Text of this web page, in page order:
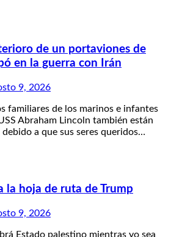
de un portaviones de
en la guerra con Irán
9, 2026
familiares de los marinos e infantes
Abraham Lincoln también están
a que sus seres queridos…
la hoja de ruta de Trump
9, 2026
Estado palestino mientras yo sea